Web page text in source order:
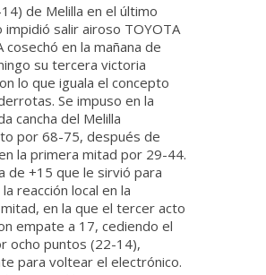
de Melilla en el último
impidió salir airoso TOYOTA
cosechó en la mañana de
su tercera victoria
lo que iguala el concepto
Se impuso en la
cancha del Melilla
por 68-75, después de
la primera mitad por 29-44.
de +15 que le sirvió para
reacción local en la
en la que el tercer acto
empate a 17, cediendo el
ocho puntos (22-14),
para voltear el electrónico.